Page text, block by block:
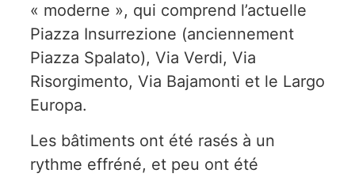
« moderne », qui comprend l’actuelle
Piazza Insurrezione (anciennement
Piazza Spalato), Via Verdi, Via
Risorgimento, Via Bajamonti et le Largo
Europa.
Les bâtiments ont été rasés à un
rythme effréné, et peu ont été